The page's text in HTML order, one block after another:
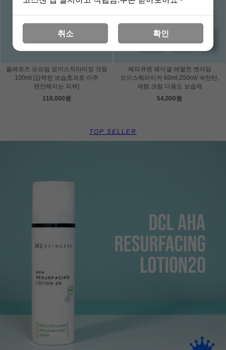
플레르즈 슈프림 모이스처라이징 크림
100ml [강력한 보습효과로 아주
편안해지는 피부]
118,000원
에피큐렌 페이셜 에멀전 엔자임
모이스춰라이저 60ml,250ml/ 속탄탄,
세럼.크림 다용도 보습제
54,000원
TOP SELLER
취소 확인